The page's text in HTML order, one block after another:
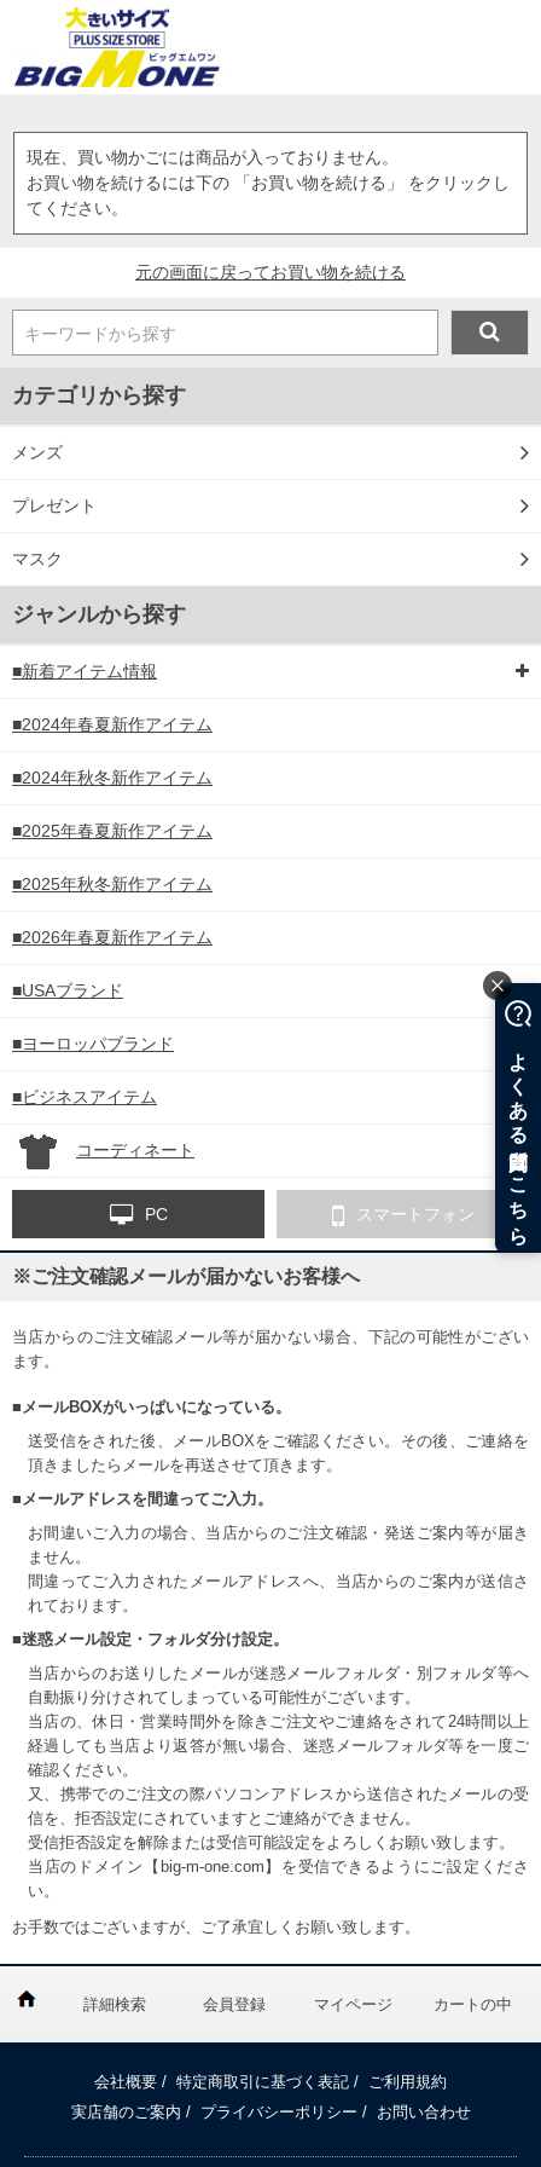
現在、買い物かごには商品が入っておりません。
お買い物を続けるには下の 「お買い物を続ける」 をクリックし
てください。
元の画面に戻ってお買い物を続ける
キーワードから探す
カテゴリから探す
メンズ
プレゼント
マスク
ジャンルから探す
■新着アイテム情報
■2024年春夏新作アイテム
■2024年秋冬新作アイテム
■2025年春夏新作アイテム
■2025年秋冬新作アイテム
■2026年春夏新作アイテム
■USAブランド
■ヨーロッパブランド
■ビジネスアイテム
コーディネート
PC スマートフォン
※ご注文確認メールが届かないお客様へ
当店からのご注文確認メール等が届かない場合、下記の可能性がござい
ます。
■メールBOXがいっぱいになっている。
送受信をされた後、メールBOXをご確認ください。その後、ご連絡を
頂きましたらメールを再送させて頂きます。
■メールアドレスを間違ってご入力。
お間違いご入力の場合、当店からのご注文確認・発送ご案内等が届き
ません。
間違ってご入力されたメールアドレスへ、当店からのご案内が送信さ
れております。
■迷惑メール設定・フォルダ分け設定。
当店からのお送りしたメールが迷惑メールフォルダ・別フォルダ等へ
自動振り分けされてしまっている可能性がございます。
当店の、休日・営業時間外を除きご注文やご連絡をされて24時間以上
経過しても当店より返答が無い場合、迷惑メールフォルダ等を一度ご
確認ください。
又、携帯でのご注文の際パソコンアドレスから送信されたメールの受
信を、拒否設定にされていますとご連絡ができません。
受信拒否設定を解除または受信可能設定をよろしくお願い致します。
当店のドメイン【big-m-one.com】を受信できるようにご設定くださ
い。
お手数ではございますが、ご了承宜しくお願い致します。
詳細検索 会員登録 マイページ カートの中
会社概要 / 特定商取引に基づく表記 /
ご利用規約
実店舗のご案内 / プライバシーポリシー / お問い合わせ